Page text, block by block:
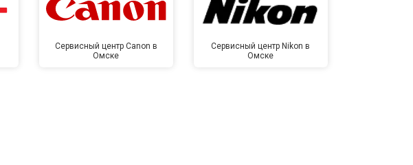
Сервисный центр Canon в
Омске
Сервисный центр Nikon в
Омске